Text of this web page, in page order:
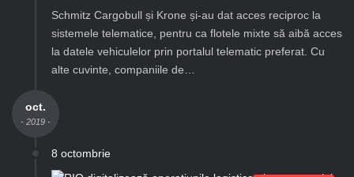
Schmitz Cargobull și Krone și-au dat acces reciproc la
sistemele telematice, pentru ca flotele mixte să aibă acces
la datele vehiculelor prin portalul telematic preferat. Cu
alte cuvinte, companiile de…
oct.
- 2019 -
8 octombrie